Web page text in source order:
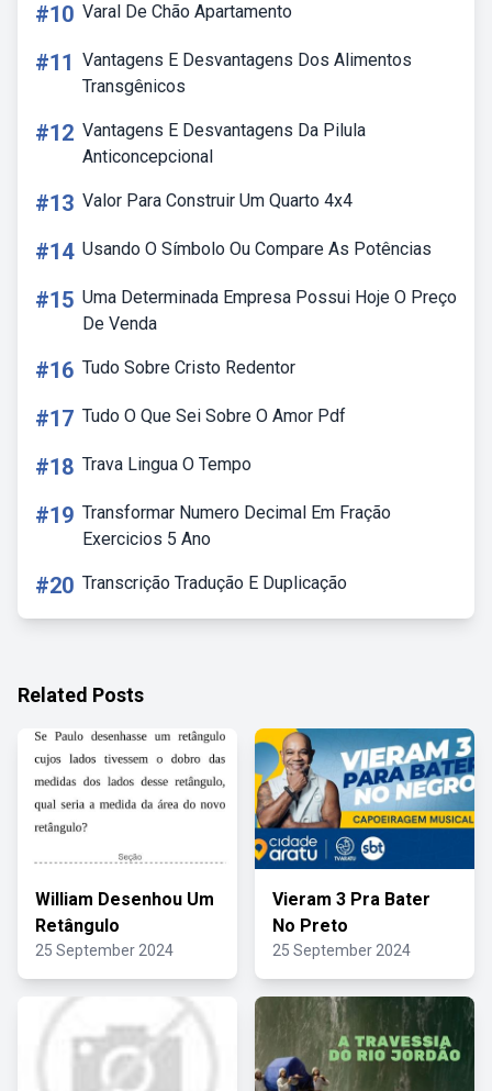
#10 Varal De Chão Apartamento
#11 Vantagens E Desvantagens Dos Alimentos
Transgênicos
#12 Vantagens E Desvantagens Da Pilula
Anticoncepcional
#13 Valor Para Construir Um Quarto 4x4
#14 Usando O Símbolo Ou Compare As Potências
#15 Uma Determinada Empresa Possui Hoje O Preço
De Venda
#16 Tudo Sobre Cristo Redentor
#17 Tudo O Que Sei Sobre O Amor Pdf
#18 Trava Lingua O Tempo
#19 Transformar Numero Decimal Em Fração
Exercicios 5 Ano
#20 Transcrição Tradução E Duplicação
Related Posts
William Desenhou Um
Retângulo
25 September 2024
Vieram 3 Pra Bater
No Preto
25 September 2024